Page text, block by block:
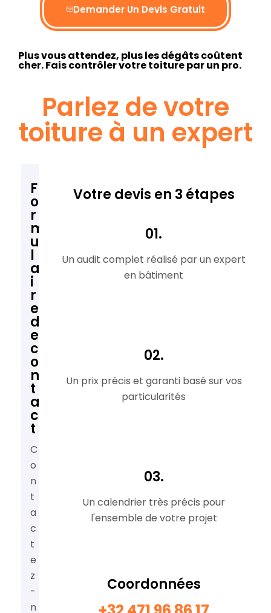
Demander Un Devis Gratuit
Plus vous attendez, plus les dégâts coûtent
cher. Fais contrôler votre toiture par un pro.
Parlez de votre
toiture à un expert
F
o
r
m
u
l
a
i
r
e
d
e
c
o
n
t
a
c
t
C
o
n
t
a
c
t
e
z
-
n
Votre devis en 3 étapes
01.
Un audit complet réalisé par un expert
en bâtiment
02.
Un prix précis et garanti basé sur vos
particularités
03.
Un calendrier très précis pour
l'ensemble de votre projet
Coordonnées